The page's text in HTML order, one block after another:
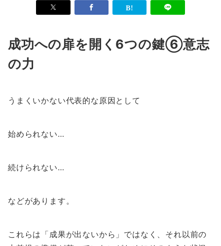
成功への扉を開く6つの鍵⑥意志
の力
うまくいかない代表的な原因として
始められない…
続けられない…
などがあります。
これらは「成果が出ないから」ではなく、それ以前の